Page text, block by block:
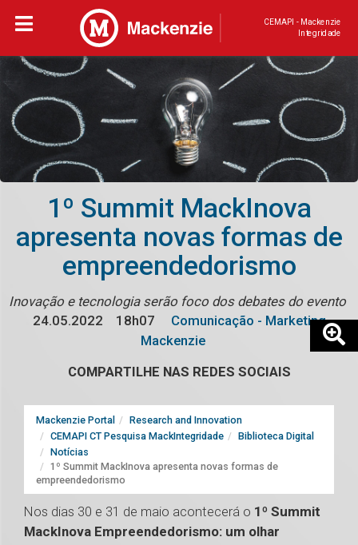
CEMAPI - Mackenzie
Integridade
1º Summit MackInova
apresenta novas formas de
empreendedorismo
Inovação e tecnologia serão foco dos debates do evento
24.05.2022
18h07
Comunicação - Marketing
Mackenzie
COMPARTILHE NAS REDES SOCIAIS
Mackenzie Portal
Research and Innovation
CEMAPI CT Pesquisa MackIntegridade
Biblioteca Digital
Notícias
1º Summit MackInova apresenta novas formas de
empreendedorismo
Nos dias 30 e 31 de maio acontecerá o 1º Summit
MackInova Empreendedorismo: um olhar